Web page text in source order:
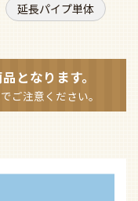
延長パイプ単体
となります。
ご注意ください。